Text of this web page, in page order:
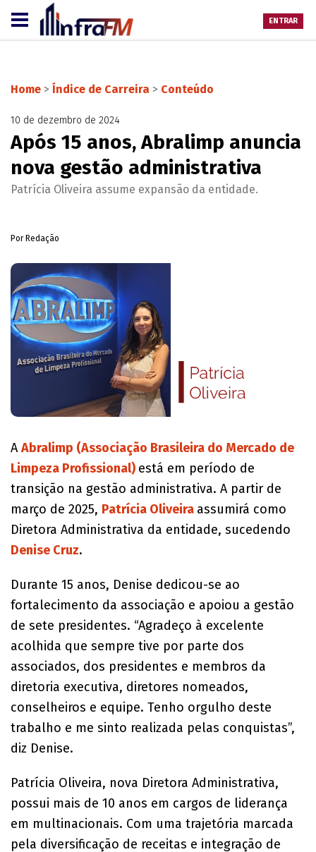
ENTRAR
Home > Índice de Carreira > Conteúdo
10 de dezembro de 2024
Após 15 anos, Abralimp anuncia
nova gestão administrativa
Patrícia Oliveira assume expansão da entidade.
Por Redação
A Abralimp (Associação Brasileira do Mercado de
Limpeza Profissional) está em período de
transição na gestão administrativa. A partir de
março de 2025, Patrícia Oliveira assumirá como
Diretora Administrativa da entidade, sucedendo
Denise Cruz.
Durante 15 anos, Denise dedicou-se ao
fortalecimento da associação e apoiou a gestão
de sete presidentes. “Agradeço à excelente
acolhida que sempre tive por parte dos
associados, dos presidentes e membros da
diretoria executiva, diretores nomeados,
conselheiros e equipe. Tenho orgulho deste
trabalho e me sinto realizada pelas conquistas”,
diz Denise.
Patrícia Oliveira, nova Diretora Administrativa,
possui mais de 10 anos em cargos de liderança
em multinacionais. Com uma trajetória marcada
pela diversificação de receitas e integração de